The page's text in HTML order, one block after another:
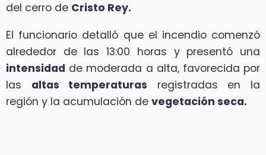
del cerro de Cristo Rey.
El funcionario detalló que el incendio comenzó
alrededor de las 13:00 horas y presentó una
intensidad de moderada a alta, favorecida por
las altas temperaturas registradas en la
región y la acumulación de vegetación seca.